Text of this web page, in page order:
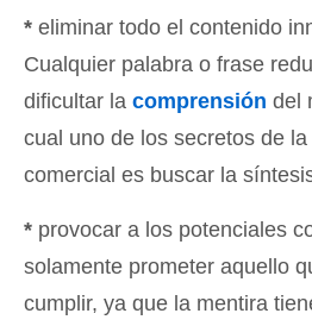
* eliminar todo el contenido
Cualquier palabra o frase
dificultar la comprensión del
cual uno de los secretos de
comercial es buscar la
* provocar a los potenciales
solamente prometer aquello
cumplir, ya que la mentira